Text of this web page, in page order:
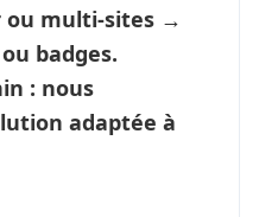
ou multi-sites →
ou badges.
: nous
adaptée à